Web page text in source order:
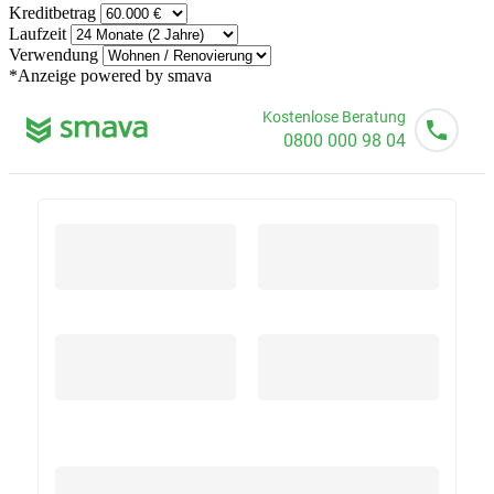
Kreditbetrag
Laufzeit
Verwendung
*Anzeige powered by smava